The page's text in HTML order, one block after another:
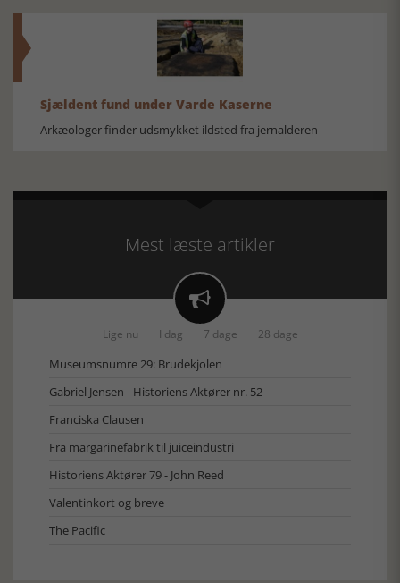
Sjældent fund under Varde Kaserne
Arkæologer finder udsmykket ildsted fra jernalderen
Mest læste artikler

Lige nu I dag 7 dage 28 dage
Museumsnumre 29: Brudekjolen
Gabriel Jensen - Historiens Aktører nr. 52
Franciska Clausen
Fra margarinefabrik til juiceindustri
Historiens Aktører 79 - John Reed
Valentinkort og breve
The Pacific